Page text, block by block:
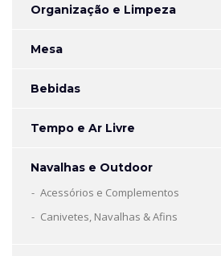
Organização e Limpeza
Mesa
Bebidas
Tempo e Ar Livre
Navalhas e Outdoor
Acessórios e Complementos
Canivetes, Navalhas & Afins